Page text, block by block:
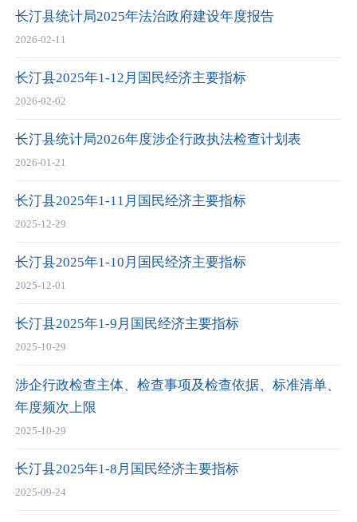
长汀县统计局2025年法治政府建设年度报告
2026-02-11
长汀县2025年1-12月国民经济主要指标
2026-02-02
长汀县统计局2026年度涉企行政执法检查计划表
2026-01-21
长汀县2025年1-11月国民经济主要指标
2025-12-29
长汀县2025年1-10月国民经济主要指标
2025-12-01
长汀县2025年1-9月国民经济主要指标
2025-10-29
涉企行政检查主体、检查事项及检查依据、标准清单、
年度频次上限
2025-10-29
长汀县2025年1-8月国民经济主要指标
2025-09-24